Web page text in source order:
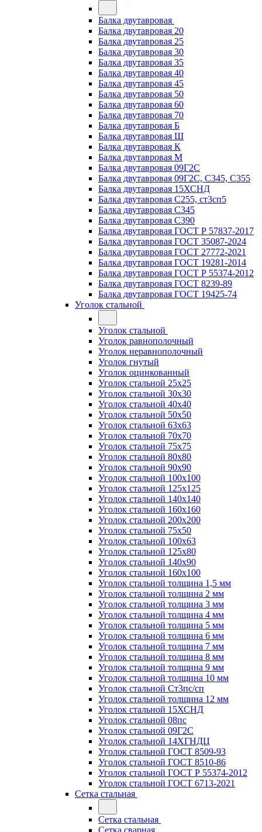
Балка двутавровая
Балка двутавровая 20
Балка двутавровая 25
Балка двутавровая 30
Балка двутавровая 35
Балка двутавровая 40
Балка двутавровая 45
Балка двутавровая 50
Балка двутавровая 60
Балка двутавровая 70
Балка двутавровая Б
Балка двутавровая Ш
Балка двутавровая К
Балка двутавровая М
Балка двутавровая 09Г2С
Балка двутавровая 09Г2С, С345, С355
Балка двутавровая 15ХСНД
Балка двутавровая С255, ст3сп5
Балка двутавровая С345
Балка двутавровая С390
Балка двутавровая ГОСТ Р 57837-2017
Балка двутавровая ГОСТ 35087-2024
Балка двутавровая ГОСТ 27772-2021
Балка двутавровая ГОСТ 19281-2014
Балка двутавровая ГОСТ Р 55374-2012
Балка двутавровая ГОСТ 8239-89
Балка двутавровая ГОСТ 19425-74
Уголок стальной
Уголок стальной
Уголок равнополочный
Уголок неравнополочный
Уголок гнутый
Уголок оцинкованный
Уголок стальной 25х25
Уголок стальной 30х30
Уголок стальной 40х40
Уголок стальной 50х50
Уголок стальной 63х63
Уголок стальной 70х70
Уголок стальной 75х75
Уголок стальной 80х80
Уголок стальной 90х90
Уголок стальной 100х100
Уголок стальной 125х125
Уголок стальной 140х140
Уголок стальной 160х160
Уголок стальной 200х200
Уголок стальной 75х50
Уголок стальной 100х63
Уголок стальной 125х80
Уголок стальной 140х90
Уголок стальной 160х100
Уголок стальной толщина 1,5 мм
Уголок стальной толщина 2 мм
Уголок стальной толщина 3 мм
Уголок стальной толщина 4 мм
Уголок стальной толщина 5 мм
Уголок стальной толщина 6 мм
Уголок стальной толщина 7 мм
Уголок стальной толщина 8 мм
Уголок стальной толщина 9 мм
Уголок стальной толщина 10 мм
Уголок стальной Ст3пс/сп
Уголок стальной толщина 12 мм
Уголок стальной 15ХСНД
Уголок стальной 08пс
Уголок стальной 09Г2С
Уголок стальной 14ХГНДЦ
Уголок стальной ГОСТ 8509-93
Уголок стальной ГОСТ 8510-86
Уголок стальной ГОСТ Р 55374-2012
Уголок стальной ГОСТ 6713-2021
Сетка стальная
Сетка стальная
Сетка сварная